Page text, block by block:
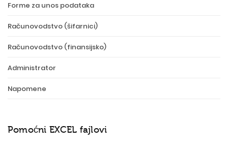
Forme za unos podataka
Računovodstvo (šifarnici)
Računovodstvo (finansijsko)
Administrator
Napomene
Pomoćni EXCEL fajlovi